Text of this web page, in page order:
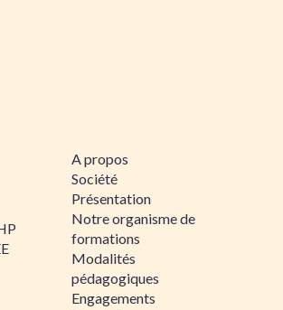
A propos
Société
Présentation
Notre organisme de
formations
Modalités
pédagogiques
Engagements